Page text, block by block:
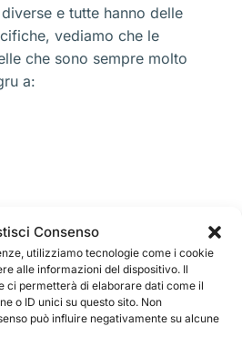
Consenso
utilizziamo tecnologie come i cookie
alle informazioni del dispositivo. Il
ci permetterà di elaborare dati come il
o ID unici su questo sito. Non
può influire negativamente su alcune
e tutte hanno delle
vediamo che le
che sono sempre molto
a:
perché alcune sono di